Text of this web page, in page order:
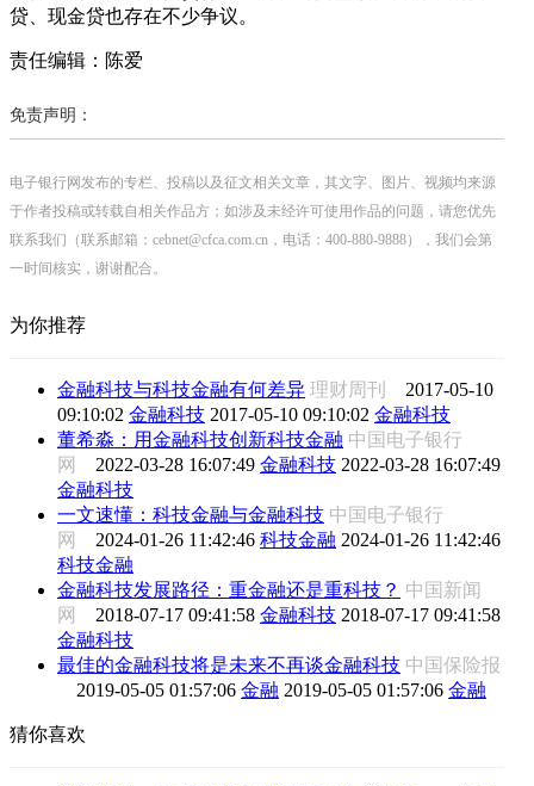
贷、现金贷也存在不少争议。
责任编辑：陈爱
免责声明：
电子银行网发布的专栏、投稿以及征文相关文章，其文字、图片、视频均来源
于作者投稿或转载自相关作品方；如涉及未经许可使用作品的问题，请您优先
联系我们（联系邮箱：cebnet@cfca.com.cn，电话：400-880-9888），我们会第
一时间核实，谢谢配合。
为你推荐
金融科技与科技金融有何差异 理财周刊 2017-05-10
09:10:02 金融科技 2017-05-10 09:10:02 金融科技
董希淼：用金融科技创新科技金融 中国电子银行
网 2022-03-28 16:07:49 金融科技 2022-03-28 16:07:49
金融科技
一文速懂：科技金融与金融科技 中国电子银行
网 2024-01-26 11:42:46 科技金融 2024-01-26 11:42:46
科技金融
金融科技发展路径：重金融还是重科技？ 中国新闻
网 2018-07-17 09:41:58 金融科技 2018-07-17 09:41:58
金融科技
最佳的金融科技将是未来不再谈金融科技 中国保险报
2019-05-05 01:57:06 金融 2019-05-05 01:57:06 金融
猜你喜欢